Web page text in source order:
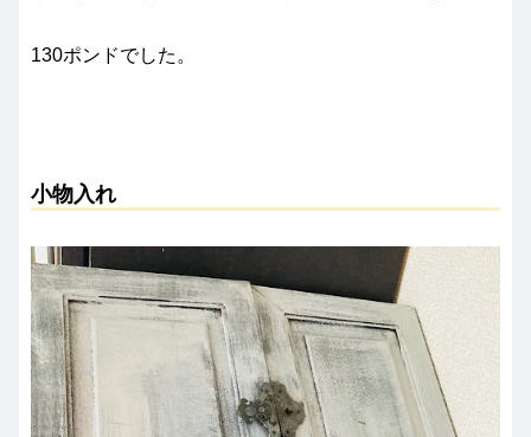
130ポンドでした。
小物入れ